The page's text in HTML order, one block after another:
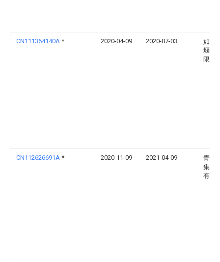
CN111364140A * 2020-04-09 2020-07-03
如皋
堰纺
限公
CN112626691A * 2020-11-09 2021-04-09
青岛
集团
有限